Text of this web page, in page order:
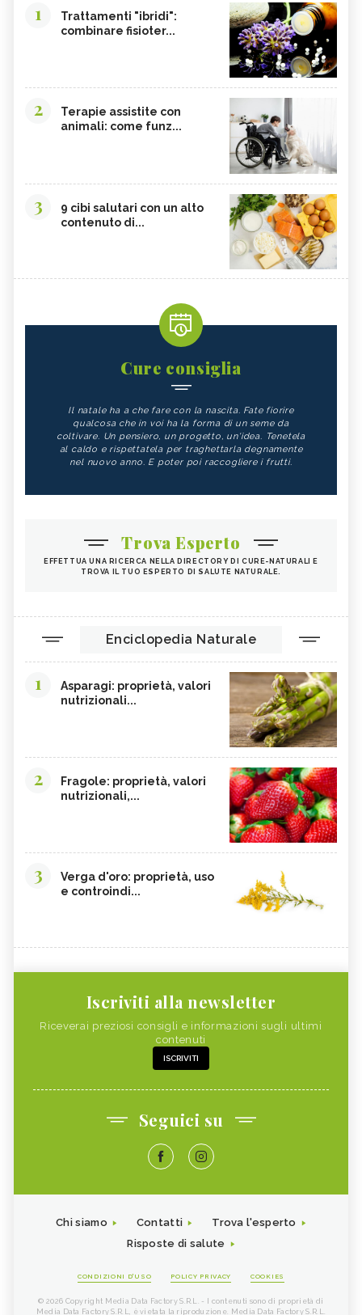
1
Trattamenti "ibridi":
combinare fisioter...
2
Terapie assistite con
animali: come funz...
3
9 cibi salutari con un alto
contenuto di...
Cure consiglia
Il natale ha a che fare con la nascita. Fate fiorire
qualcosa che in voi ha la forma di un seme da
coltivare. Un pensiero, un progetto, un'idea. Tenetela
al caldo e rispettatela per traghettarla degnamente
nel nuovo anno. E poter poi raccogliere i frutti.
Trova Esperto
EFFETTUA UNA RICERCA NELLA DIRECTORY DI CURE-NATURALI E
TROVA IL TUO ESPERTO DI SALUTE NATURALE.
Enciclopedia Naturale
1
Asparagi: proprietà, valori
nutrizionali...
2
Fragole: proprietà, valori
nutrizionali,...
3
Verga d'oro: proprietà, uso
e controindi...
Iscriviti alla newsletter
Riceverai preziosi consigli e informazioni sugli ultimi
contenuti
ISCRIVITI
Seguici su
Chi siamo Contatti
Trova l'esperto
Risposte di salute
CONDIZIONI D'USO POLICY PRIVACY COOKIES
© 2026 Copyright Media Data Factory S.R.L. - I contenuti sono di proprietà di
Media Data Factory S.R.L, è vietata la riproduzione. Media Data Factory S.R.L.